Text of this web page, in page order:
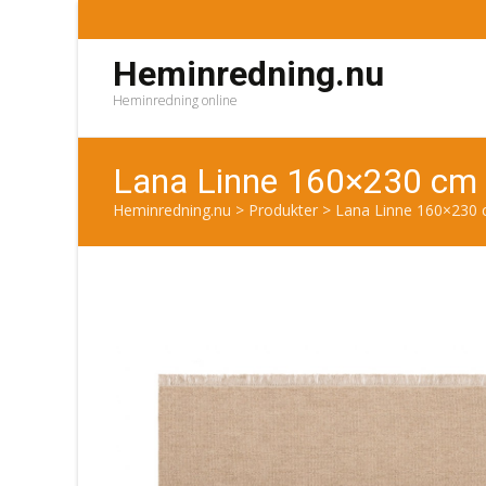
Heminredning.nu
Heminredning online
Lana Linne 160×230
Heminredning.nu > Produkter > Lana Linne 160×230